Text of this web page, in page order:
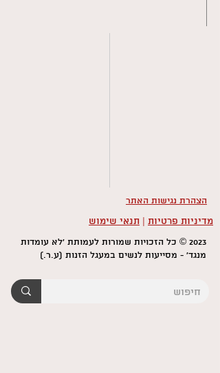
הצהרת נגישות האתר
מדיניות פרטיות
תנאי שימוש
2023 © כל הזכויות שמורות לעמותת 'לא עומדות
מנגד' - מסייעות לנשים במעגל הזנות (ע.ר.)